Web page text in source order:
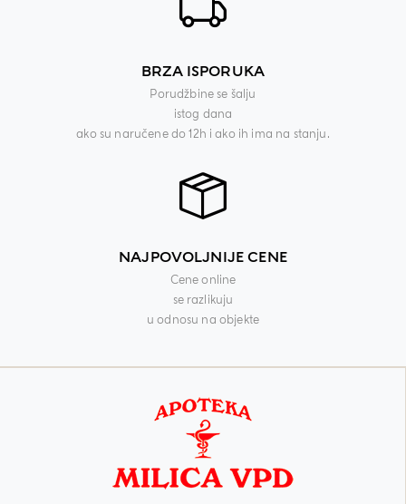
BRZA ISPORUKA
Porudžbine se šalju
istog dana
ako su naručene do 12h i ako ih ima na stanju.
NAJPOVOLJNIJE CENE
Cene online
se razlikuju
u odnosu na objekte